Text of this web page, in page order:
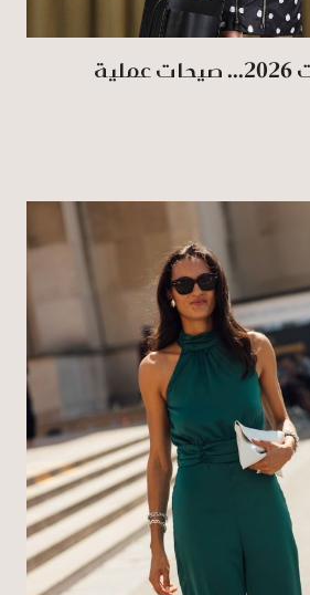
دليل موضة ريزورت 2026... صيحات عملية